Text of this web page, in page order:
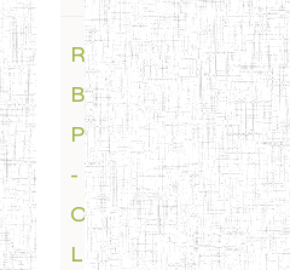
Red
Boost
Powder
- SCAM
Or
LEGIT
Last Postby
amadokgreg
3 years 1
month ago